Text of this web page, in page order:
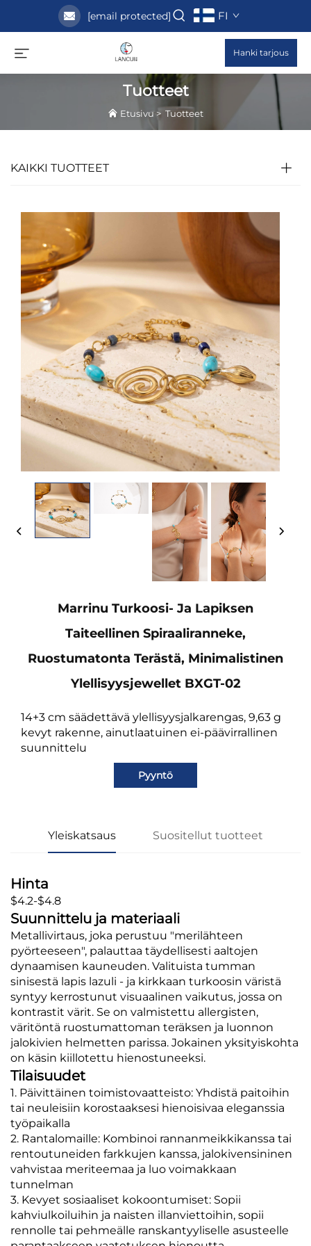
[email protected] FI
Hanki tarjous
Tuotteet
Etusivu> Tuotteet
KAIKKI TUOTTEET
Marrinu Turkoosi- Ja Lapiksen
Taiteellinen Spiraaliranneke,
Ruostumatonta Terästä, Minimalistinen
Ylellisyysjewellet BXGT-02
14+3 cm säädettävä ylellisyysjalkarengas, 9,63 g
kevyt rakenne, ainutlaatuinen ei-päävirrallinen
suunnittelu
Pyyntö
Yleiskatsaus Suositellut tuotteet
Hinta
$4.2-$4.8
Suunnittelu ja materiaali
Metallivirtaus, joka perustuu "merilähteen
pyörteeseen", palauttaa täydellisesti aaltojen
dynaamisen kauneuden. Valituista tumman
sinisestä lapis lazuli - ja kirkkaan turkoosin väristä
syntyy kerrostunut visuaalinen vaikutus, jossa on
kontrastit värit. Se on valmistettu allergisten,
väritöntä ruostumattoman teräksen ja luonnon
jalokivien helmetten parissa. Jokainen yksityiskohta
on käsin kiillotettu hienostuneeksi.
Tilaisuudet
1. Päivittäinen toimistovaatteisto: Yhdistä paitoihin
tai neuleisiin korostaaksesi hienoisivaa eleganssia
työpaikalla
2. Rantalomaille: Kombinoi rannanmeikkikanssa tai
rentoutuneiden farkkujen kanssa, jalokivensininen
vahvistaa meriteemaa ja luo voimakkaan
tunnelman
3. Kevyet sosiaaliset kokoontumiset: Sopii
kahviulkoiluihin ja naisten illanviettoihin, sopii
rennolle tai pehmeälle ranskantyyliselle asusteelle